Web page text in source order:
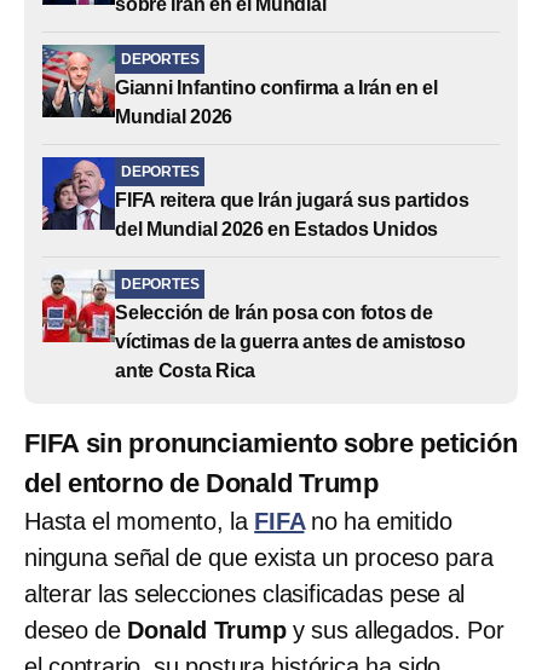
sobre Irán en el Mundial
DEPORTES
Gianni Infantino confirma a Irán en el
Mundial 2026
DEPORTES
FIFA reitera que Irán jugará sus partidos
del Mundial 2026 en Estados Unidos
DEPORTES
Selección de Irán posa con fotos de
víctimas de la guerra antes de amistoso
ante Costa Rica
FIFA sin pronunciamiento sobre petición
del entorno de Donald Trump
Hasta el momento, la FIFA no ha emitido
ninguna señal de que exista un proceso para
alterar las selecciones clasificadas pese al
deseo de Donald Trumpy sus allegados. Por